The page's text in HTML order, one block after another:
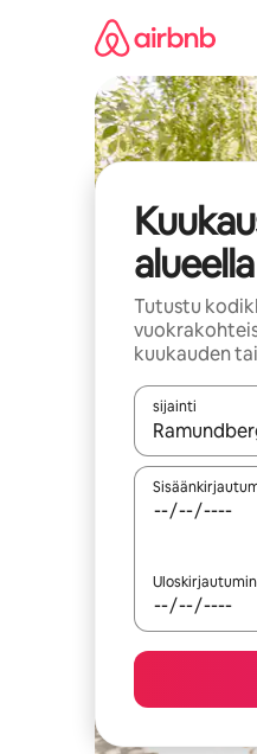
Tutustu
kuukauden
sijainti
Kun tulokset